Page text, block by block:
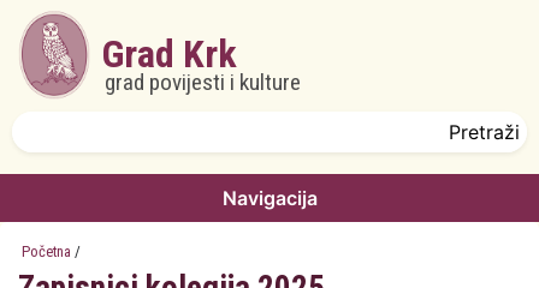
Skoči na glavni sadržaj
Grad Krk
grad povijesti i kulture
Navigacija
Početna /